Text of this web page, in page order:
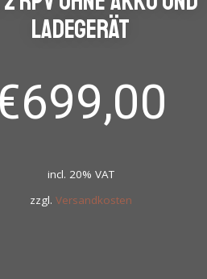
Ladegerät
699,00
incl. 20% VAT
zzgl. Versandkosten